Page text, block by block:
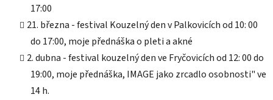
17:00
21. března - festival Kouzelný den v Palkovicích od 10: 00
do 17:00, moje přednáška o pleti a akné
2. dubna - festival kouzelný den ve Fryčovicích od 12: 00 do
19:00, moje přednáška, IMAGE jako zrcadlo osobnosti" ve
14 h.